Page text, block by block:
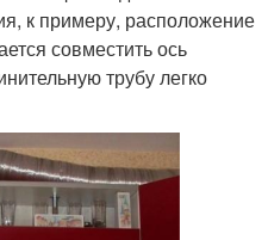
к примеру, расположение
совместить ось
трубу легко